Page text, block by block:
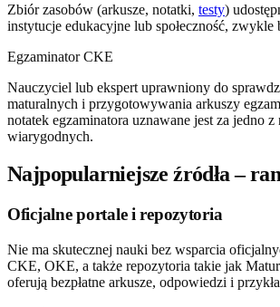
Zbiór zasobów (arkusze, notatki, testy)
instytucje edukacyjne lub społeczność, zwykle
Egzaminator CKE
Nauczyciel lub ekspert uprawniony do
maturalnych i przygotowywania arkuszy
notatek egzaminatora uznawane jest za jedno z
wiarygodnych.
Najpopularniejsze źródła –
Oficjalne portale i repozytoria
Nie ma skutecznej nauki bez wsparcia
CKE, OKE, a także repozytoria takie jak
oferują bezpłatne arkusze, odpowiedzi i